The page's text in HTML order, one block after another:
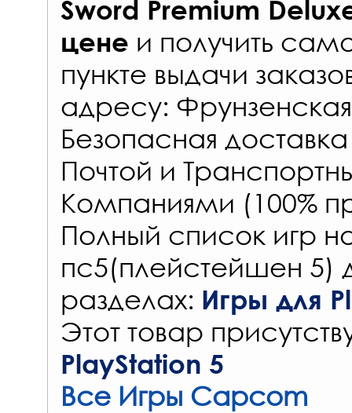
Sword Premium
цене и получить
пункте выдачи
адресу:
Безопасная
Почтой и
Компаниями (100%
Полный список игр
пс5(плейстейшен 5)
разделах: Игры для
Этот товар
PlayStation 5
Все Игры Capcom